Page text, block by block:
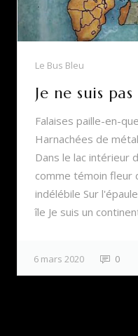
Le Bus Bleu
Je ne suis
Falaises paille-en-
Harnachées de
Dans le lac intérieur
comme témoin fleur
indélébile Sur
île Je suis un
6 mars 2020 0